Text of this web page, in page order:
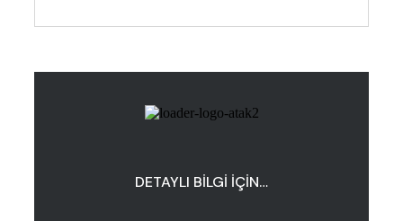
DETAYLI BILGI İÇIN…